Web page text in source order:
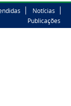
Notícias
Publicações